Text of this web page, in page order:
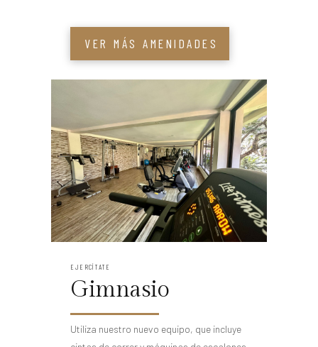
VER MÁS AMENIDADES
EJERCÍTATE
Gimnasio
Utiliza nuestro nuevo equipo, que incluye